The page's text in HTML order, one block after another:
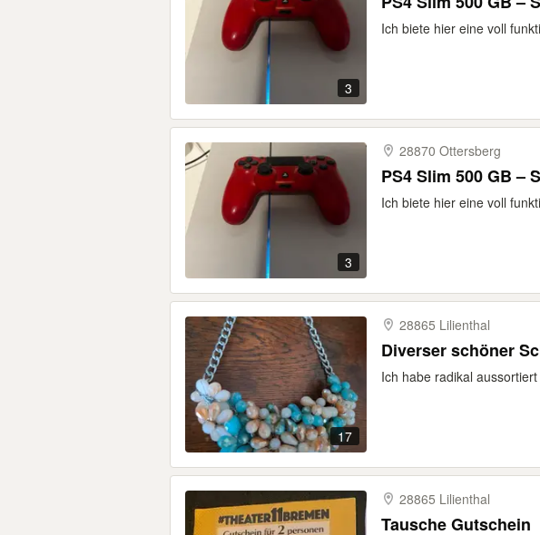
3
Ich biete hier eine voll
3
28870 Ottersberg
PS4 Slim 500 GB –
Ich biete hier eine voll
17
28865 Lilienthal
Diverser schöner
Ich habe radikal
28865 Lilienthal
Tausche Gutschein